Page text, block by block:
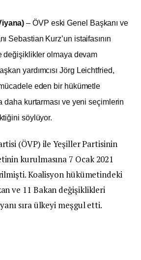
– ÖVP eski Genel Başkanı ve
Sebastian Kurz’un istaifasının
değişiklikler olmaya devam
yardımcısı Jörg Leichtfried,
eden bir hükümetle
daha kurtarması ve yeni seçimlerin
söylüyor.
(ÖVP) ile Yeşiller Partisinin
kurulmasına 7 Ocak 2021
Koalisyon hükümetindeki
ve 11 Bakan değişiklikleri
sıra ülkeyi meşgul etti.